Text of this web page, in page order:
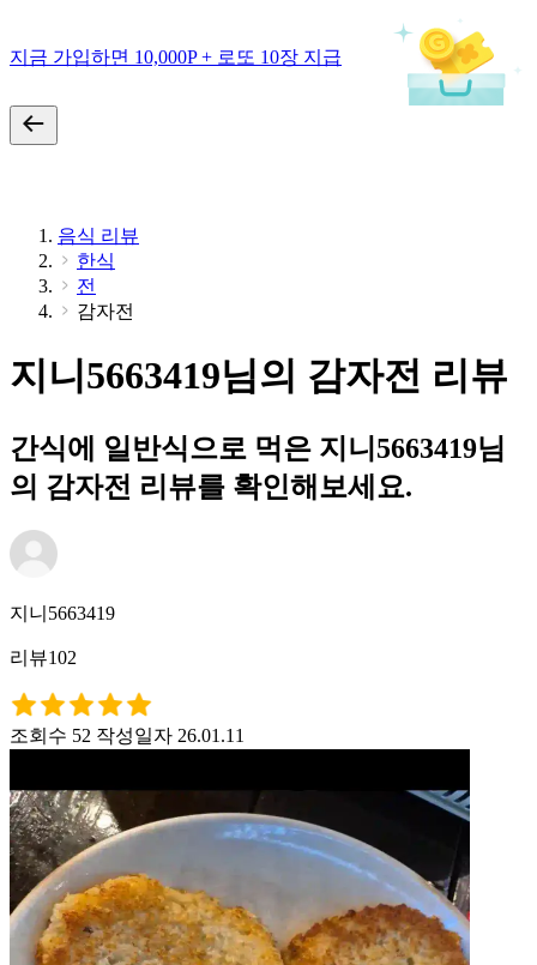
지금 가입하면 10,000P + 로또 10장 지급
음식 리뷰
한식
전
감자전
지니5663419님의 감자전 리뷰
간식에 일반식으로 먹은 지니5663419님
의 감자전 리뷰를 확인해보세요.
지니5663419
리뷰102
조회수 52 작성일자 26.01.11